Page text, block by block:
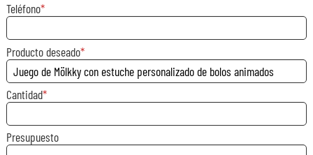
Teléfono
Producto deseado
Cantidad
Presupuesto